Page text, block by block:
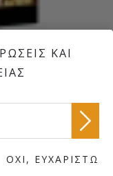
ΙΣΤΟΡΙΑ ΤΩΝ
Η Ιστορία των
προσφέρει
στο μοντέρνο
ΚΑΙ
ΟΧΙ, ΕΥΧΑΡΙΣΤΩ